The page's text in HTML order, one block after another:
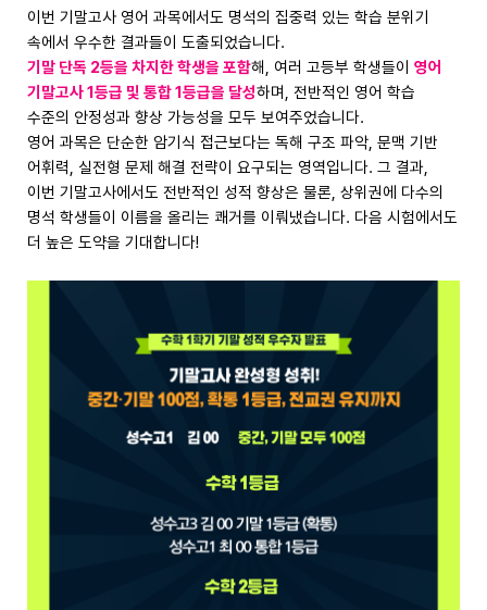
이번 기말고사 영어 과목에서도 명석의 집중력 있는 학습 분위기
속에서 우수한 결과들이 도출되었습니다.
기말 단독 2등을 차지한 학생을 포함해, 여러 고등부 학생들이 영어
기말고사 1등급 및 통합 1등급을 달성하며, 전반적인 영어 학습
수준의 안정성과 향상 가능성을 모두 보여주었습니다.
영어 과목은 단순한 암기식 접근보다는 독해 구조 파악, 문맥 기반
어휘력, 실전형 문제 해결 전략이 요구되는 영역입니다. 그 결과,
이번 기말고사에서도 전반적인 성적 향상은 물론, 상위권에 다수의
명석 학생들이 이름을 올리는 쾌거를 이뤄냈습니다. 다음 시험에서도
더 높은 도약을 기대합니다!